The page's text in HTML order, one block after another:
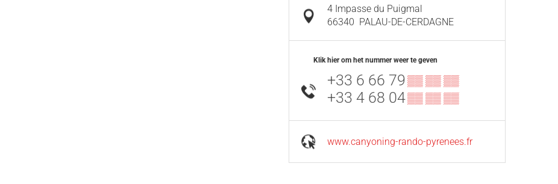
4 Impasse du Puigmal
66340 PALAU-DE-CERDAGNE
Klik hier om het nummer weer te geven
+33 6 66 79▒▒ ▒▒ ▒▒
+33 4 68 04▒▒ ▒▒ ▒▒
www.canyoning-rando-pyrenees.fr